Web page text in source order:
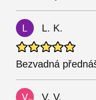
L. K.
Bezvadná
V. V.